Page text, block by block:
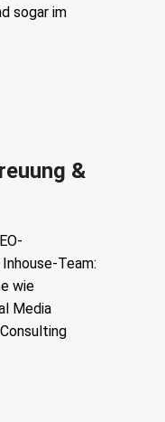
sogar im
&
Team:
wie
Media